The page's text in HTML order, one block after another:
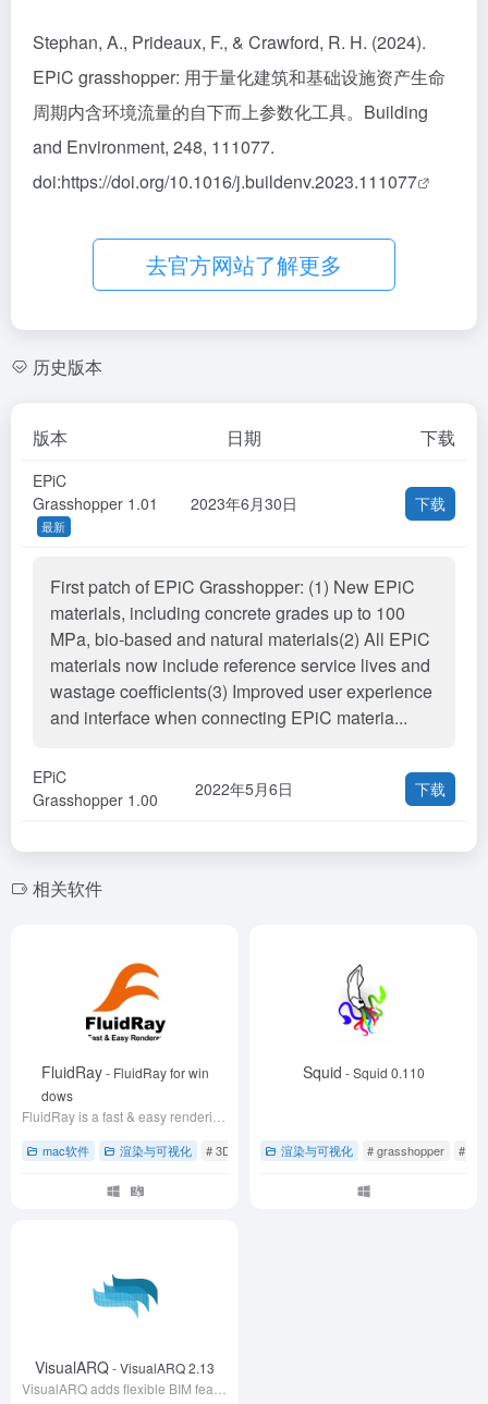
Stephan, A., Prideaux, F., & Crawford, R. H. (2024).
EPiC grasshopper: 用于量化建筑和基础设施资产生命
周期内含环境流量的自下而上参数化工具。Building
and Environment, 248, 111077.
doi:https://doi.org/10.1016/j.buildenv.2023.111077
去官方网站了解更多
历史版本
版本 日期 下载
EPiC
Grasshopper 1.01
最新
2023年6月30日 下载
First patch of EPiC Grasshopper: (1) New EPiC
materials, including concrete grades up to 100
MPa, bio-based and natural materials(2) All EPiC
materials now include reference service lives and
wastage coefficients(3) Improved user experience
and interface when connecting EPiC materia...
EPiC
Grasshopper 1.00
2022年5月6日 下载
相关软件
FluidRay- FluidRay for win
dows
mac软件 渲染与可视化 # 3D渲染 # rhino犀牛软件 # 免费试用
Squid - Squid 0.110
渲染与可视化 # grasshopper #
VisualARQ- VisualARQ 2.13